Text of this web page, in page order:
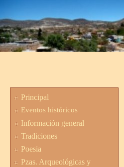
Principal
Eventos históricos
Información general
Tradiciones
Poesia
Pzas. Arqueológicas y